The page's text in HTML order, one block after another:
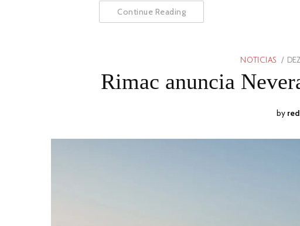
Continue Reading
NOTICIAS
Rimac anuncia
by